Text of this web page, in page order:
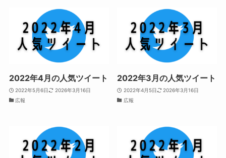
2022年4月の人気ツイート
2022年5月6日
2026年3月16日
広報
2022年3月の人気ツイート
2022年4月5日
2026年3月16日
広報